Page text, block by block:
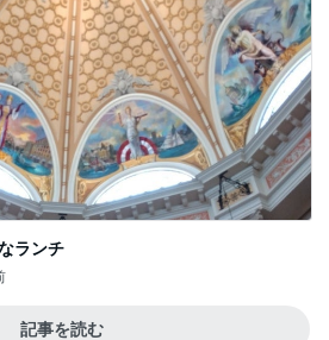
ランチ
記事を読む